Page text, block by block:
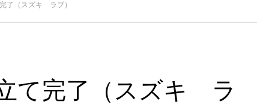
了（スズキ ラブ）
て完了（スズキ ラ